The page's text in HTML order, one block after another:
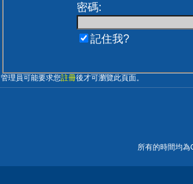
密碼:
記住我?
管理員可能要求您註冊後才可瀏覽此頁面。
所有的時間均為